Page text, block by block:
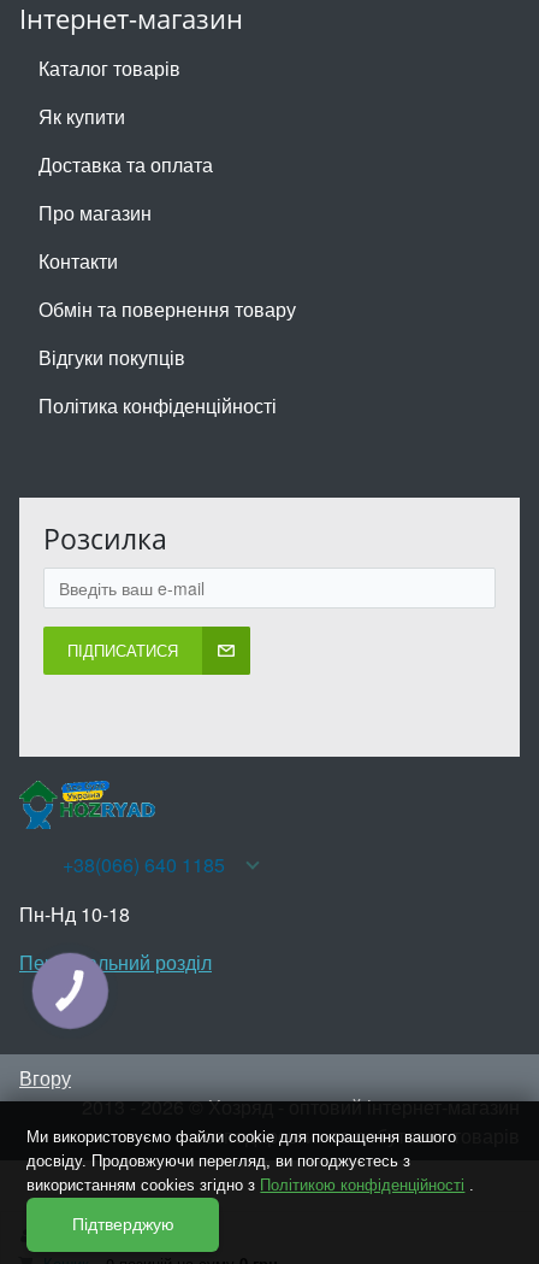
Інтернет-магазин
Каталог товарів
Як купити
Доставка та оплата
Про магазин
Контакти
Обмін та повернення товару
Відгуки покупців
Політика конфіденційності
Розсилка
ПІДПИСАТИСЯ
+38(066) 640 1185
Пн-Нд 10-18
Персональний розділ
Вгору
2013 - 2026 © Хозряд - оптовий інтернет-магазин
господарських та побутових товарів
Увійти Реєстрація
Ми використовуємо файли cookie для покращення вашого
досвіду. Продовжуючи перегляд, ви погоджуєтесь з
використанням cookies згідно з Політикою конфіденційності .
Підтверджую
КНОПКА
ЗВ'ЯЗКУ